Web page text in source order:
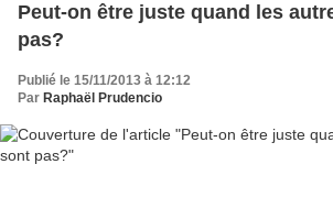
Peut-on être juste quand les
pas?
Publié le 15/11/2013 à 12:12
Par Raphaël Prudencio